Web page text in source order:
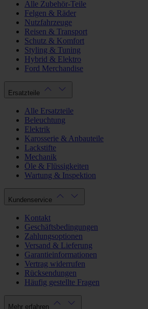
Alle Zubehör-Teile
Felgen & Räder
Nutzfahrzeuge
Reisen & Transport
Schutz & Komfort
Styling & Tuning
Hybrid & Elektro
Ford Merchandise
Ersatzteile
Alle Ersatzteile
Beleuchtung
Elektrik
Karosserie & Anbauteile
Lackstifte
Mechanik
Öle & Flüssigkeiten
Wartung & Inspektion
Kundenservice
Kontakt
Geschäftsbedingungen
Zahlungsoptionen
Versand & Lieferung
Garantieinformationen
Vertrag widerrufen
Rücksendungen
Häufig gestellte Fragen
Mehr erfahren